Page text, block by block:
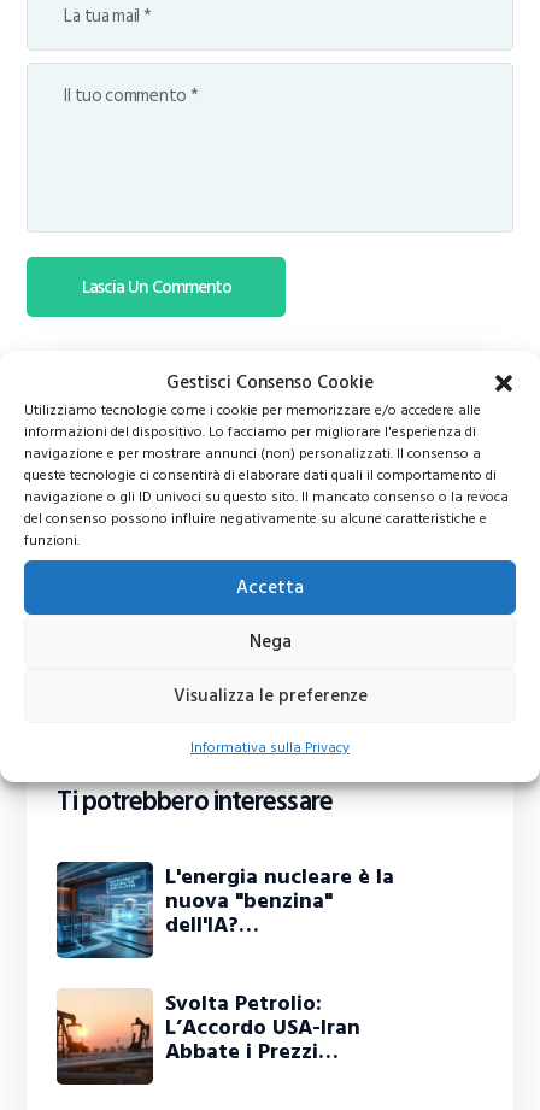
Gestisci Consenso Cookie
Utilizziamo tecnologie come i cookie per memorizzare e/o accedere alle
informazioni del dispositivo. Lo facciamo per migliorare l'esperienza di
navigazione e per mostrare annunci (non) personalizzati. Il consenso a
queste tecnologie ci consentirà di elaborare dati quali il comportamento di
navigazione o gli ID univoci su questo sito. Il mancato consenso o la revoca
del consenso possono influire negativamente su alcune caratteristiche e
funzioni.
Accetta
Nega
Visualizza le preferenze
Informativa sulla Privacy
Ti potrebbero interessare
L'energia nucleare è la
nuova "benzina"
dell'IA?…
Svolta Petrolio:
L’Accordo USA-Iran
Abbate i Prezzi…